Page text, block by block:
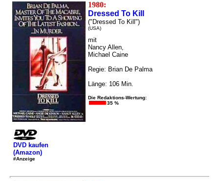
1980:
Dressed To Kill
("Dressed To Kill")
(USA)
mit
Nancy Allen,
Michael Caine
Regie: Brian De Palma
Länge: 106 Min.
Die Redaktions-Wertung:
35 %
DVD kaufen
(Amazon)
#Anzeige